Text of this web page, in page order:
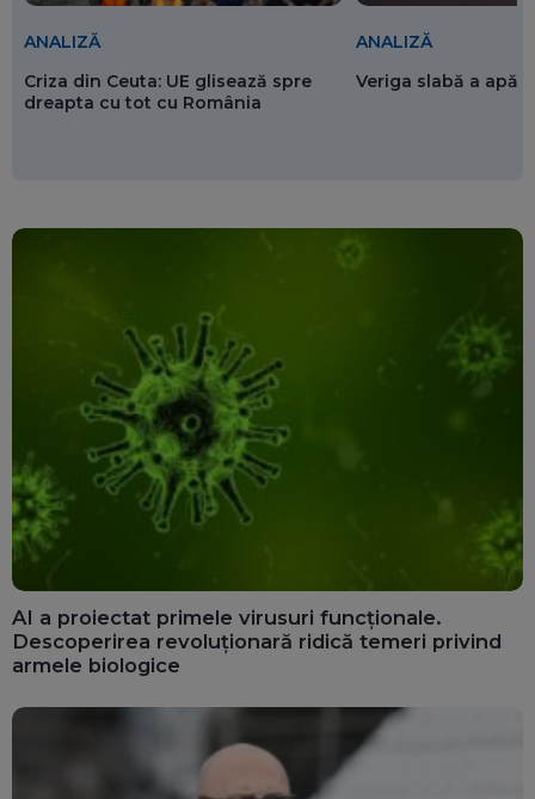
ANALIZĂ
Criza din Ceuta: UE glisează spre
dreapta cu tot cu România
ANALIZĂ
Veriga slabă a
AI a proiectat primele virusuri funcționale.
Descoperirea revoluționară ridică temeri privind
armele biologice